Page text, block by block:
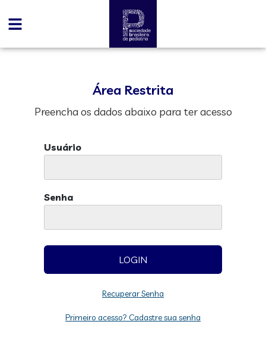
Área Restrita
Preencha os dados abaixo para ter acesso
Usuário
Senha
Recuperar Senha
Primeiro acesso? Cadastre sua senha